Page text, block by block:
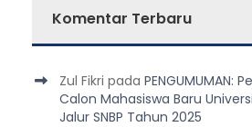
Komentar Terbaru
Zul Fikri pada PENGUMUMAN:
Calon Mahasiswa Baru
Jalur SNBP Tahun 2025